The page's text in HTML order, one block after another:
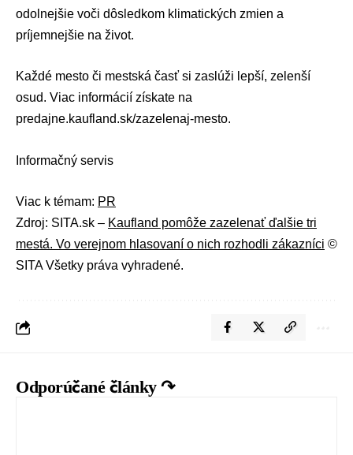
odolnejšie voči dôsledkom klimatických zmien a
príjemnejšie na život.
Každé mesto či mestská časť si zaslúži lepší, zelenší
osud. Viac informácií získate na
predajne.kaufland.sk/zazelenaj-mesto.
Informačný servis
Viac k témam: PR
Zdroj: SITA.sk – Kaufland pomôže zazelenať ďalšie tri
mestá. Vo verejnom hlasovaní o nich rozhodli zákazníci ©
SITA Všetky práva vyhradené.
Odporúčané články ↷